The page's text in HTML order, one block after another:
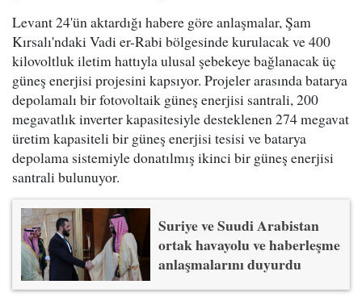
Levant 24'ün aktardığı habere göre anlaşmalar, Şam
Kırsalı'ndaki Vadi er-Rabi bölgesinde kurulacak ve 400
kilovoltluk iletim hattıyla ulusal şebekeye bağlanacak üç
güneş enerjisi projesini kapsıyor. Projeler arasında batarya
depolamalı bir fotovoltaik güneş enerjisi santrali, 200
megavatlık inverter kapasitesiyle desteklenen 274 megavat
üretim kapasiteli bir güneş enerjisi tesisi ve batarya
depolama sistemiyle donatılmış ikinci bir güneş enerjisi
santrali bulunuyor.
Suriye ve Suudi Arabistan
ortak havayolu ve haberleşme
anlaşmalarını duyurdu